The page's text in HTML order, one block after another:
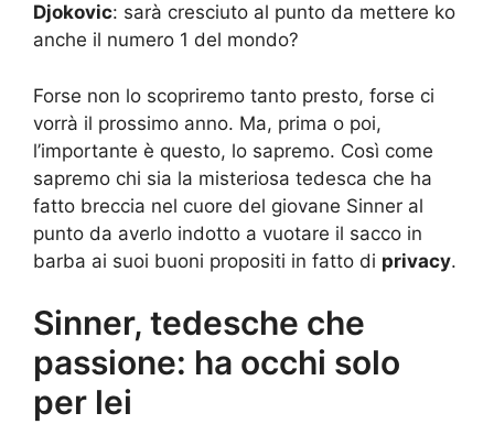
Djokovic: sarà cresciuto al punto da mettere ko
anche il numero 1 del mondo?
Forse non lo scopriremo tanto presto, forse ci
vorrà il prossimo anno. Ma, prima o poi,
l’importante è questo, lo sapremo. Così come
sapremo chi sia la misteriosa tedesca che ha
fatto breccia nel cuore del giovane Sinner al
punto da averlo indotto a vuotare il sacco in
barba ai suoi buoni propositi in fatto di privacy.
Sinner, tedesche che
passione: ha occhi solo
per lei